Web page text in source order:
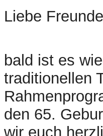
Liebe
bald ist es
traditionellen
den 65.
wir euch